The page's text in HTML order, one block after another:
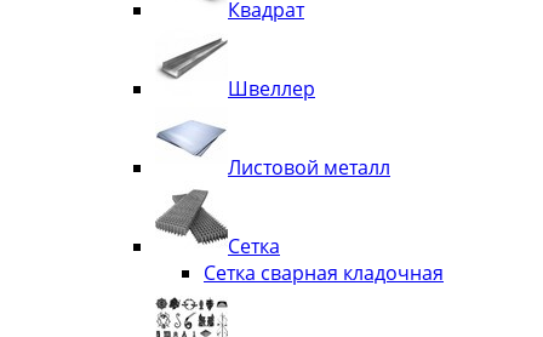
Квадрат
Швеллер
Листовой металл
Сетка
Сетка сварная кладочная